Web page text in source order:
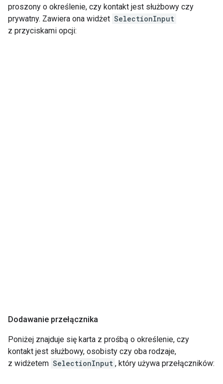
proszony o określenie, czy kontakt jest służbowy czy
prywatny. Zawiera ona widżet SelectionInput
z przyciskami opcji:
Dodawanie przełącznika
Poniżej znajduje się karta z prośbą o określenie, czy
kontakt jest służbowy, osobisty czy oba rodzaje,
z widżetem SelectionInput , który używa przełączników: